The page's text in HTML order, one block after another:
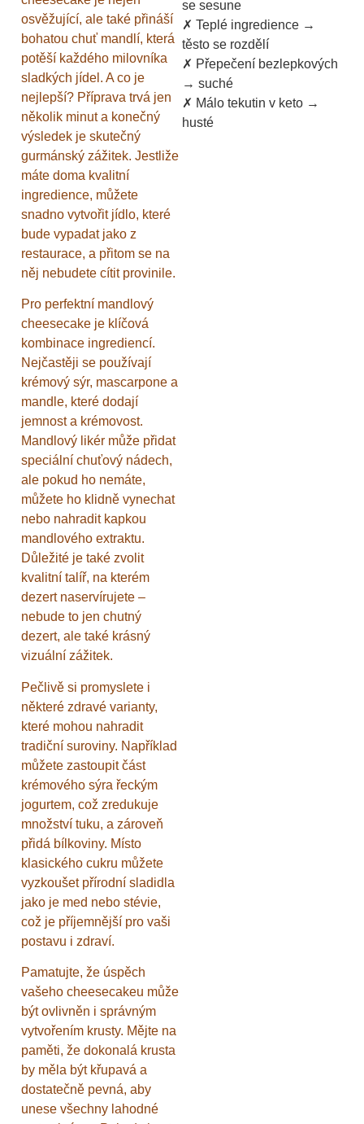
osvěžující, ale také přináší
bohatou chuť mandlí, která
potěší každého milovníka
sladkých jídel. A co je
nejlepší? Příprava trvá jen
několik minut a konečný
výsledek je skutečný
gurmánský zážitek. Jestliže
máte doma kvalitní
ingredience, můžete
snadno vytvořit jídlo, které
bude vypadat jako z
restaurace, a přitom se na
něj nebudete cítit provinile.
Pro perfektní mandlový
cheesecake je klíčová
kombinace ingrediencí.
Nejčastěji se používají
krémový sýr, mascarpone a
mandle, které dodají
jemnost a krémovost.
Mandlový likér může přidat
speciální chuťový nádech,
ale pokud ho nemáte,
můžete ho klidně vynechat
nebo nahradit kapkou
mandlového extraktu.
Důležité je také zvolit
kvalitní talíř, na kterém
dezert naservírujete –
nebude to jen chutný
dezert, ale také krásný
vizuální zážitek.
Pečlivě si promyslete i
některé zdravé varianty,
které mohou nahradit
tradiční suroviny. Například
můžete zastoupit část
krémového sýra řeckým
jogurtem, což zredukuje
množství tuku, a zároveň
přidá bílkoviny. Místo
klasického cukru můžete
vyzkoušet přírodní sladidla
jako je med nebo stévie,
což je příjemnější pro vaši
postavu i zdraví.
Pamatujte, že úspěch
vašeho cheesecakeu může
být ovlivněn i správným
vytvořením krusty. Mějte na
paměti, že dokonalá krusta
by měla být křupavá a
dostatečně pevná, aby
unese všechny lahodné
se sesune
✗ Teplé ingredience →
těsto se rozdělí
✗ Přepečení bezlepkových
→ suché
✗ Málo tekutin v keto →
husté